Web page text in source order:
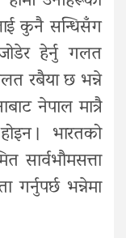
कुनै सन्धिसँग
हेर्नु गलत
रबैया छ भन्ने
नेपाल मात्रै
। भारतको
सार्वभौमसत्ता
गर्नुपर्छ भन्नेमा